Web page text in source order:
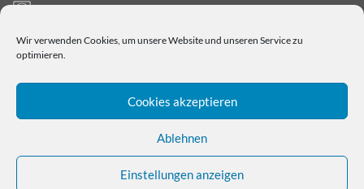
Wir verwenden Cookies, um unsere Website und unseren Service zu
optimieren.
Cookies akzeptieren
Ablehnen
Einstellungen anzeigen
Stromtarife in Saarland
Stromtarife in Schleswig-Holstein
Copyright © 2024stromtarifrechner.org